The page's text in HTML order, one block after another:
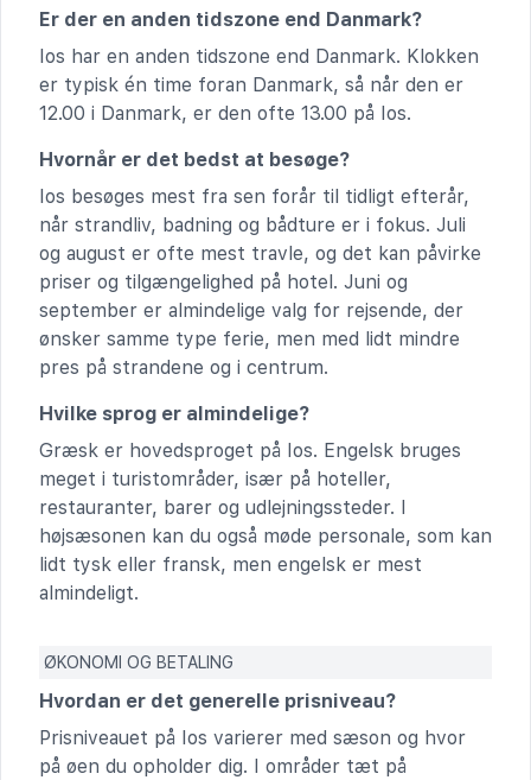
Er der en anden tidszone end Danmark?
Ios har en anden tidszone end Danmark. Klokken
er typisk én time foran Danmark, så når den er
12.00 i Danmark, er den ofte 13.00 på Ios.
Hvornår er det bedst at besøge?
Ios besøges mest fra sen forår til tidligt efterår,
når strandliv, badning og bådture er i fokus. Juli
og august er ofte mest travle, og det kan påvirke
priser og tilgængelighed på hotel. Juni og
september er almindelige valg for rejsende, der
ønsker samme type ferie, men med lidt mindre
pres på strandene og i centrum.
Hvilke sprog er almindelige?
Græsk er hovedsproget på Ios. Engelsk bruges
meget i turistområder, især på hoteller,
restauranter, barer og udlejningssteder. I
højsæsonen kan du også møde personale, som kan
lidt tysk eller fransk, men engelsk er mest
almindeligt.
ØKONOMI OG BETALING
Hvordan er det generelle prisniveau?
Prisniveauet på Ios varierer med sæson og hvor
på øen du opholder dig. I områder tæt på